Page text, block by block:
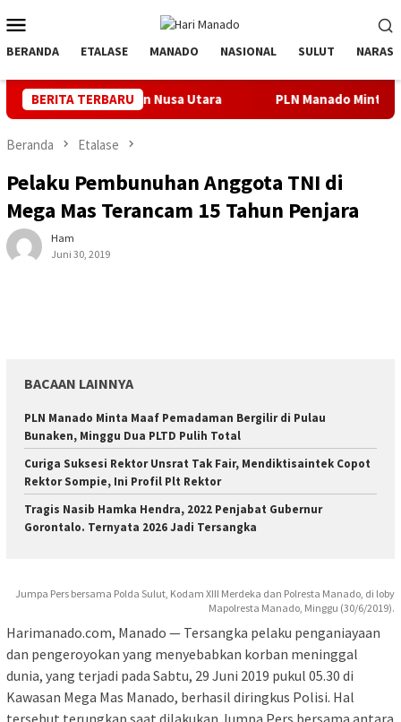
ke
kontenMobile
BERANDA ETALASE MANADO NASIONAL SULUT NARASI
BERITA TERBARU
Nusa Utara PLN Manado Minta Maaf
Beranda Etalase
Pelaku Pembunuhan Anggota TNI di
Mega Mas Terancam 15 Tahun Penjara
Ham
Juni 30, 2019
BACAAN LAINNYA
PLN Manado Minta Maaf Pemadaman Bergilir di Pulau
Bunaken, Minggu Dua PLTD Pulih Total
Curiga Suksesi Rektor Unsrat Tak Fair, Mendiktisaintek Copot
Rektor Sompie, Ini Profil Plt Rektor
Tragis Nasib Hamka Hendra, 2022 Penjabat Gubernur
Gorontalo. Ternyata 2026 Jadi Tersangka
Jumpa Pers bersama Polda Sulut, Kodam XIII Merdeka dan Polresta Manado, di loby
Mapolresta Manado, Minggu (30/6/2019).
Harimanado.com, Manado — Tersangka pelaku penganiayaan
dan pengeroyokan yang menyebabkan korban meninggal
dunia, yang terjadi pada Sabtu, 29 Juni 2019 pukul 05.30 di
Kawasan Mega Mas Manado, berhasil diringkus Polisi. Hal
tersebut terungkap saat dilakukan Jumpa Pers bersama antara